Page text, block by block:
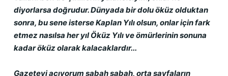
diyorlarsa doğrudur. Dünyada bir dolu öküz olduktan
sonra, bu sene isterse Kaplan Yılı olsun, onlar için fark
etmez nasılsa her yıl Öküz Yılı ve ömürlerinin sonuna
kadar öküz olarak kalacaklardır...
Gazeteyi açıyorum sabah sabah, orta sayfaların